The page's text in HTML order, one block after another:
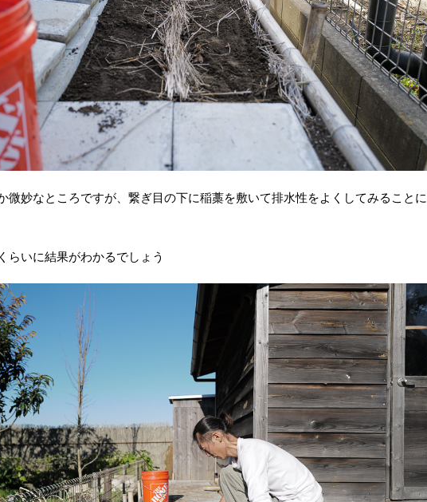
微妙なところですが、繋ぎ目の下に稲藁を敷いて排水性をよくしてみることに
らいに結果がわかるでしょう